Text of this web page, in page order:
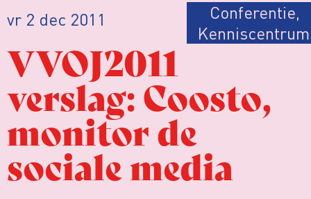
vr 2 dec 2011 Conferentie,
Kenniscentrum
VVOJ2011
verslag: Coosto,
monitor de
sociale media